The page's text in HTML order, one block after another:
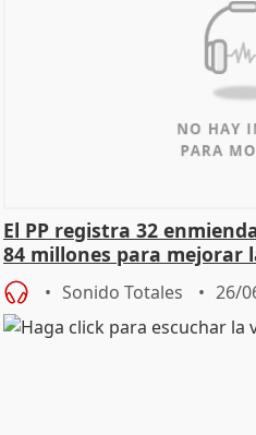
El PP registra 32
84 millones para mejorar
Sonido Totales 26/